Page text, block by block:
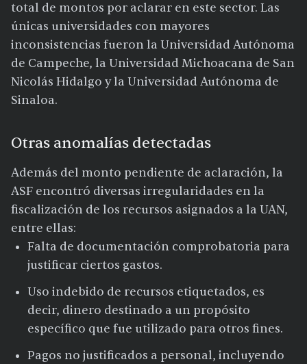
total de montos por aclarar en este sector. Las
únicas universidades con mayores
inconsistencias fueron la Universidad Autónoma
de Campeche, la Universidad Michoacana de San
Nicolás Hidalgo y la Universidad Autónoma de
Sinaloa.
Otras anomalías detectadas
Además del monto pendiente de aclaración, la
ASF encontró diversas irregularidades en la
fiscalización de los recursos asignados a la UAN,
entre ellas:
Falta de documentación comprobatoria para
justificar ciertos gastos.
Uso indebido de recursos etiquetados, es
decir, dinero destinado a un propósito
específico que fue utilizado para otros fines.
Pagos no justificados a personal, incluyendo